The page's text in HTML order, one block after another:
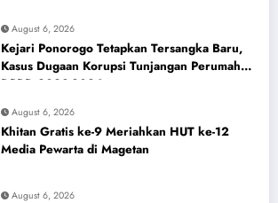
August 6, 2026
Kejari Ponorogo Tetapkan Tersangka Baru,
Kasus Dugaan Korupsi Tunjangan Perumahan
DPRD 2023-2026
August 6, 2026
Khitan Gratis ke-9 Meriahkan HUT ke-12
Media Pewarta di Magetan
August 6, 2026